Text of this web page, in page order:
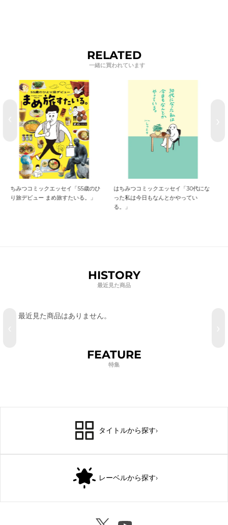
RELATED
はちみつコミックエッセイ「30代にな
った私は今日もなんとかやってい
【特典付き】リキューレコミックス
「今夜、一生モノにしろ」
HISTORY
最近見た商品
最近見た商品はありません。
FEATURE
特集
タイトルから探す›
レーベルから探す›